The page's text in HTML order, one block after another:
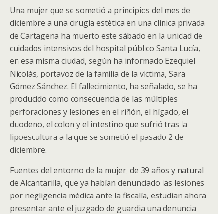
Una mujer que se sometió a principios del mes de
diciembre a una cirugía estética en una clínica privada
de Cartagena ha muerto este sábado en la unidad de
cuidados intensivos del hospital público Santa Lucía,
en esa misma ciudad, según ha informado Ezequiel
Nicolás, portavoz de la familia de la víctima, Sara
Gómez Sánchez. El fallecimiento, ha señalado, se ha
producido como consecuencia de las múltiples
perforaciones y lesiones en el riñón, el hígado, el
duodeno, el colon y el intestino que sufrió tras la
lipoescultura a la que se sometió el pasado 2 de
diciembre.
Fuentes del entorno de la mujer, de 39 años y natural
de Alcantarilla, que ya habían denunciado las lesiones
por negligencia médica ante la fiscalía, estudian ahora
presentar ante el juzgado de guardia una denuncia